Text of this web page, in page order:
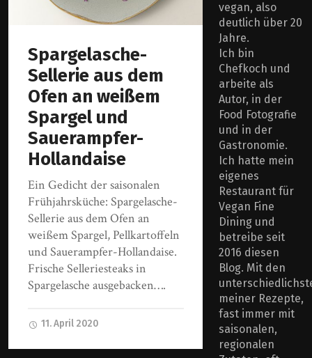
Spargelasche-
Sellerie aus dem
Ofen an weißem
Spargel und
Sauerampfer-
Hollandaise
Ein Gedicht der saisonalen
Frühjahrsküche: Spargelasche-
Sellerie aus dem Ofen an
weißem Spargel, Pellkartoffeln
und Sauerampfer-Hollandaise.
Frische Selleriesteaks in
Spargelasche ausgebacken….
11. April 2020
vegan, also
deutlich über 20
Jahre.
Ich bin
Chefkoch und
arbeite als
Autor, in der
Food Fotografie
und in der
Gastronomie.
Ich hatte mein
eigenes
Restaurant für
Vegan Fine
Dining und
betreibe seit
2016 diesen
Blog. Mit den
meiner Rezepte,
fast immer mit
saisonalen,
regionalen